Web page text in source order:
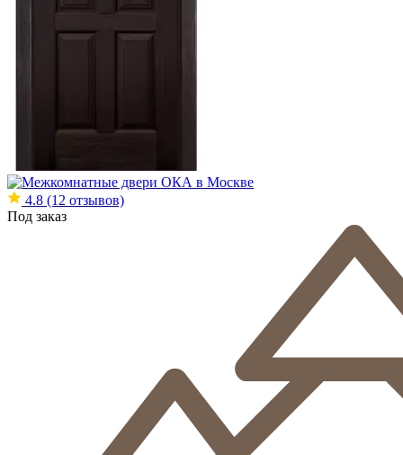
4.8 (12 отзывов)
Под заказ